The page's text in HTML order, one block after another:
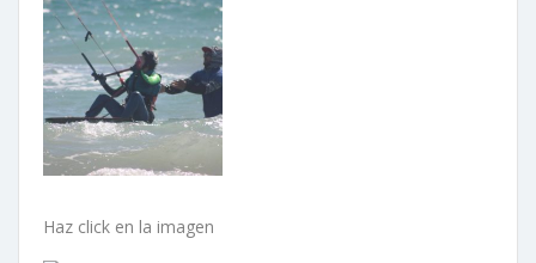
Haz click en la imagen